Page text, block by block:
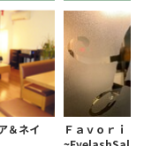
＆ネイ
Ｆａｖｏｒｉ